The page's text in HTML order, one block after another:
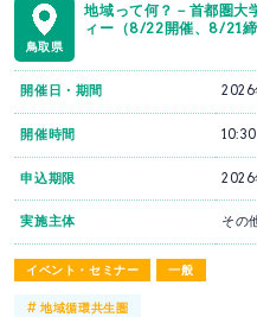
鳥取県
地域って何？－首都圏大
ィー（8/22開催、8/21締
イベント・セミナー 一般
開催日・期間 2026
開催時間
申込期限 2026
実施主体 その
#地域循環共生圏